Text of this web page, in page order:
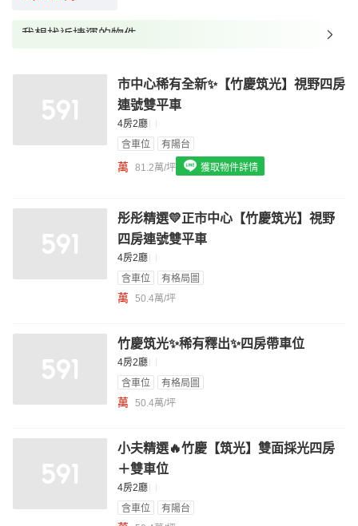
我想找近捷運的物件
我想找配備瓦斯爐的物件
我想找廁所開窗的物件
我想找具垃圾處理的物件
市中心稀有全新✨【竹慶筑光】視野四房
連號雙平車
4房2廳
含車位
有陽台
萬 81.2萬/坪 獲取物件詳情
彤彤精選💛正市中心【竹慶筑光】視野
四房連號雙平車
4房2廳
含車位
有格局圖
萬 50.4萬/坪
竹慶筑光✨稀有釋出✨四房帶車位
4房2廳
含車位
有格局圖
萬 50.4萬/坪
小夫精選🔥竹慶【筑光】雙面採光四房
＋雙車位
4房2廳
含車位
有陽台